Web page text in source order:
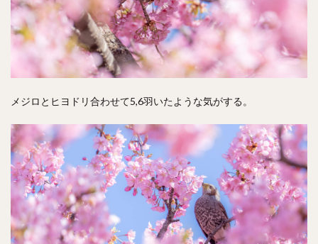
メジロとヒヨドリ合わせて5,6羽いたような気がする。